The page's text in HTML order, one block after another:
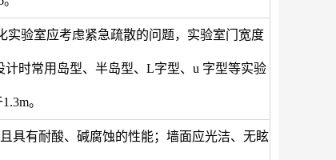
实验室应考虑紧急疏散的问题，实验室门宽度
时常用岛型、半岛型、L字型、u 字型等实验
。
具有耐酸、碱腐蚀的性能；墙面应光洁、无眩